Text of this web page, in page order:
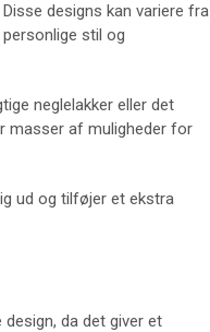
designs kan variere fra
stil og
neglelakker eller det
masser af muligheder for
ud og tilføjer et ekstra
da det giver et